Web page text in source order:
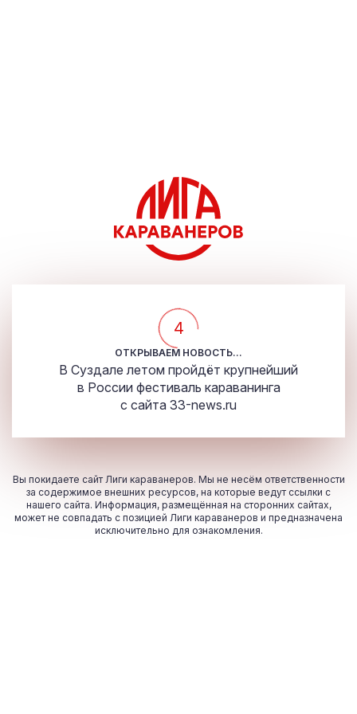
4
ОТКРЫВАЕМ НОВОСТЬ...
В Суздале летом пройдёт крупнейший
в России фестиваль караванинга
с сайта 33-news.ru
Вы покидаете сайт Лиги караванеров. Мы не несём ответственности
за содержимое внешних ресурсов, на которые ведут ссылки с
нашего сайта. Информация, размещённая на сторонних сайтах,
может не совпадать с позицией Лиги караванеров и предназначена
исключительно для ознакомления.